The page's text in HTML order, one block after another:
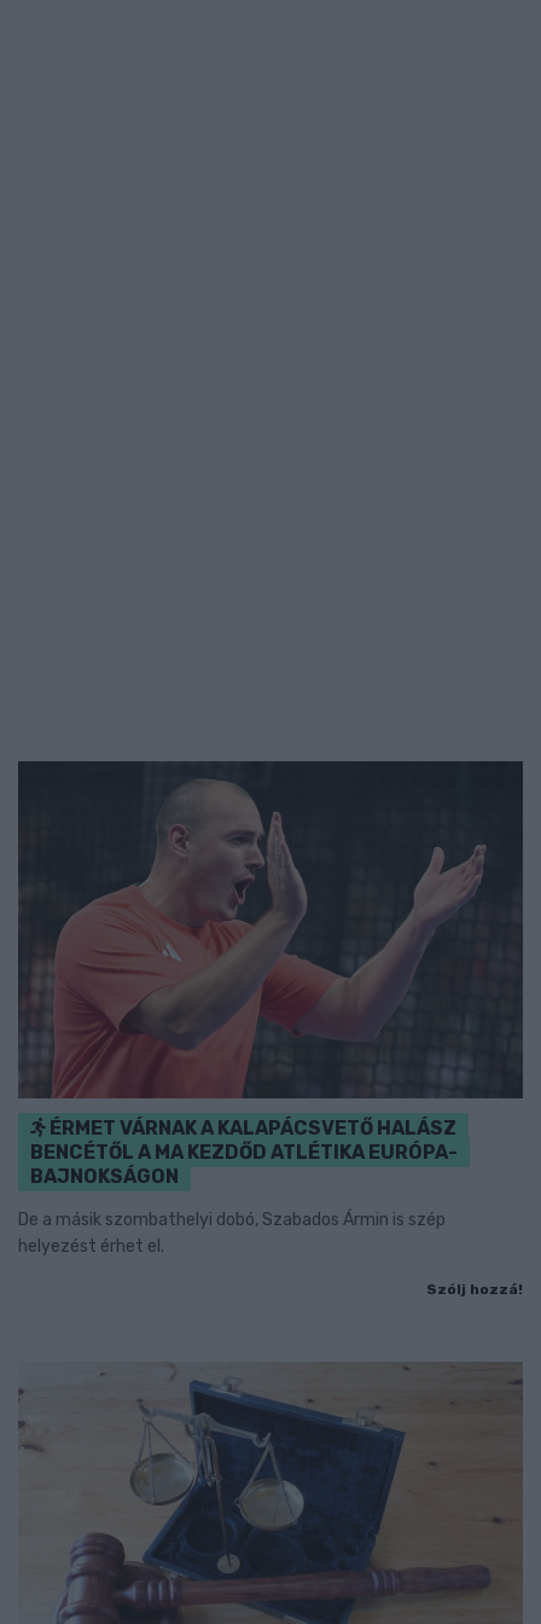
ÉRMET VÁRNAK A KALAPÁCSVETŐ HALÁSZ
BENCÉTŐL A MA KEZDŐD ATLÉTIKA EURÓPA-
BAJNOKSÁGON
De a másik szombathelyi dobó, Szabados Ármin is szép
helyezést érhet el.
Szólj hozzá!